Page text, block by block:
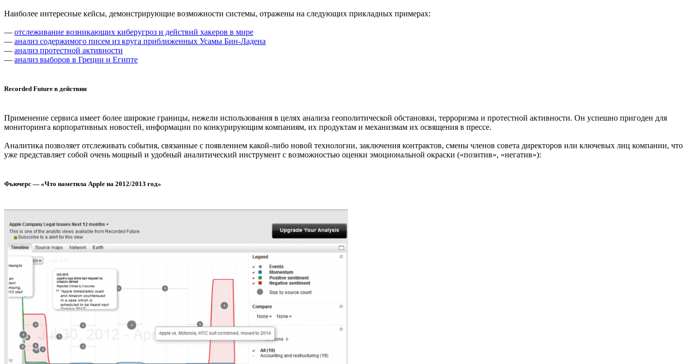
Наиболее интересные кейсы, демонстрирующие возможности системы, отражены на следующих прикладных примерах:
— отслеживание возникающих киберугроз и действий хакеров в мире
— анализ содержимого писем из круга приближенных Усамы Бин-Ладена
— анализ протестной активности
— анализ выборов в Греции и Египте
Recorded Future в действии
Применение сервиса имеет более широкие границы, нежели использования в целях анализа геополитической обстановки, терроризма и протестной активности. Он успешно пригоден для
мониторинга корпоративных новостей, информации по конкурирующим компаниям, их продуктам и механизмам их освящения в прессе.
Аналитика позволяет отслеживать события, связанные с появлением какой-либо новой технологии, заключения контрактов, смены членов совета директоров или ключевых лиц компании, что
уже представляет собой очень мощный и удобный аналитический инструмент с возможностью оценки эмоциональной окраски («позитив», «негатив»):
Фьючерс — «Что наметила Apple на 2012/2013 год»